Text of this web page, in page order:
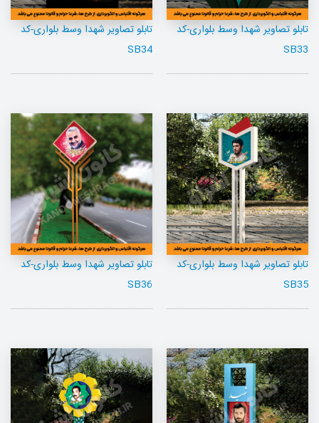
تابلو تصاویر شهدا وسط بلواری-کد
SB33
تابلو تصاویر شهدا وسط بلواری-کد
SB34
تابلو تصاویر شهدا وسط بلواری-کد
SB35
تابلو تصاویر شهدا وسط بلواری-کد
SB36